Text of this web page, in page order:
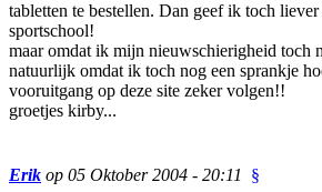
tabletten te bestellen. Dan geef ik toch
sportschool!
maar omdat ik mijn nieuwschierigheid toch
natuurlijk omdat ik toch nog een sprankje
vooruitgang op deze site zeker volgen!!
groetjes kirby...
Erik op 05 Oktober 2004 - 20:11
§